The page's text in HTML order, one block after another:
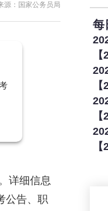
源：国家公务员局
详细信息
公告、职
每